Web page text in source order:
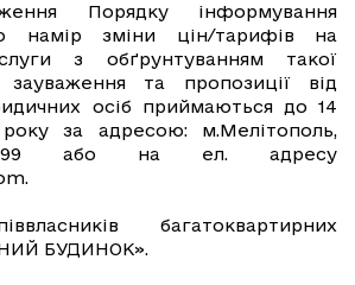
Порядку інформування
намір зміни цін/тарифів на
з обґрунтуванням такої
зауваження та пропозиції від
осіб приймаються до 14
року за адресою: м.Мелітополь,
199 або на ел. адресу
.
багатоквартирних
БУДИНОК».